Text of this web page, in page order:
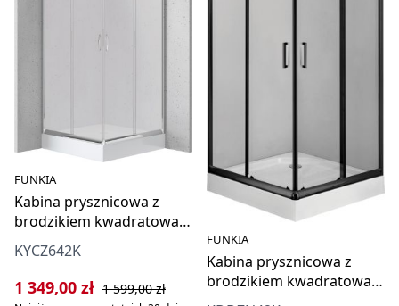
FUNKIA
Kabina prysznicowa z
brodzikiem kwadratowa
80x80 cm
KYCZ642K
Cena sprzedaży:
1 349,00 zł Cena regularna:
1 599,00 zł
FUNKIA
Kabina prysznicowa z
brodzikiem kwadratowa
80x80 cm